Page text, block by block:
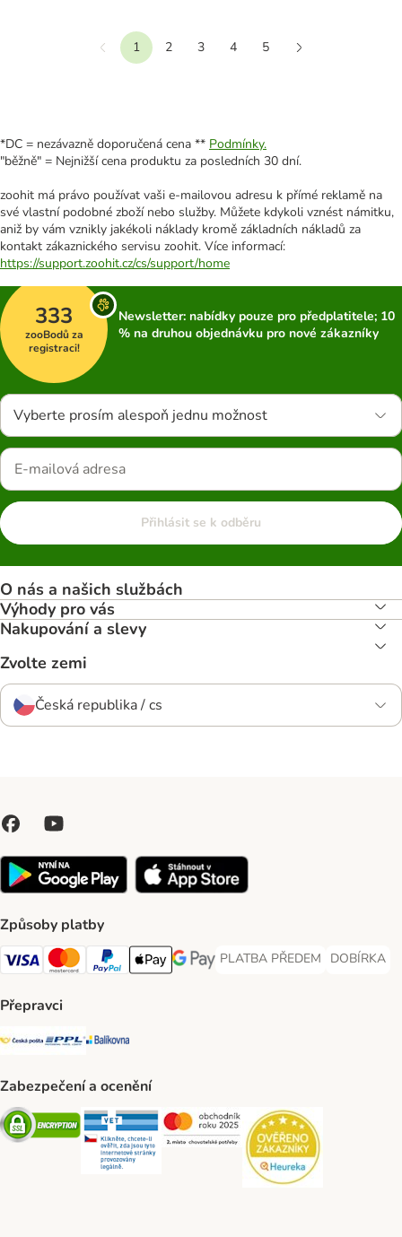
Předchozí
1 2 3 4
5
*DC = nezávazně doporučená cena ** Podmínky.
"běžně" = Nejnižší cena produktu za posledních 30 dní.
zoohit má právo používat vaši e-mailovou adresu k přímé reklamě na
své vlastní podobné zboží nebo služby. Můžete kdykoli vznést námitku,
aniž by vám vznikly jakékoli náklady kromě základních nákladů za
kontakt zákaznického servisu zoohit. Více informací:
https://support.zoohit.cz/cs/support/home
333
zooBodů za
registraci!
Newsletter: nabídky pouze pro předplatitele; 10
% na druhou objednávku pro nové zákazníky
Vyberte prosím alespoň jednu možnost
Přihlásit se k odběru
O nás a našich službách
Výhody pro vás
Nakupování a slevy
Zvolte zemi
Česká republika / cs
Způsoby platby
Visa Payment Method
Mastercard Payment Method
PayPal Payment Method
Apple pay Payment Method
GooglePay Payment Method
PLATBA PŘEDEM
PLATBA PŘEDEM Payment
DOBÍRKA
DOBÍRKA
Přepravci
Česká pošta Shipping Method
PPL Shipping Method
Balíkovna Shipping Method
Zabezpečení a ocenění
Security Security Security